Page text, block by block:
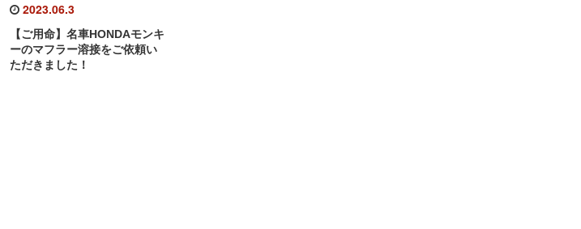
2023.06.3
【ご用命】名車HONDAモンキ
ーのマフラー溶接をご依頼い
ただきました！